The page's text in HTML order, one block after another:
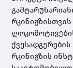
რკინიგზის